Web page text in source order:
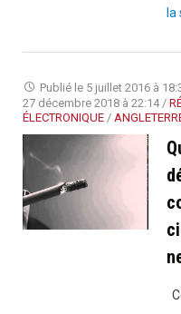
la
Publié le 5 juillet 2016 à
27 décembre 2018 à 22:14 /
ÉLECTRONIQUE /